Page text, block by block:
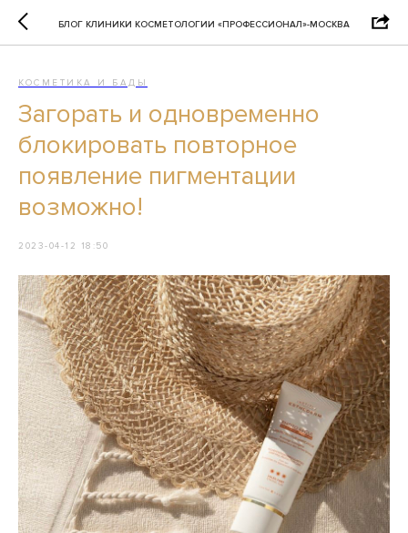
БЛОГ КЛИНИКИ КОСМЕТОЛОГИИ «ПРОФЕССИОНАЛ»-МОСКВА
КОСМЕТИКА И БАДЫ
Загорать и одновременно
блокировать повторное
появление пигментации
возможно!
2023-04-12 18:50